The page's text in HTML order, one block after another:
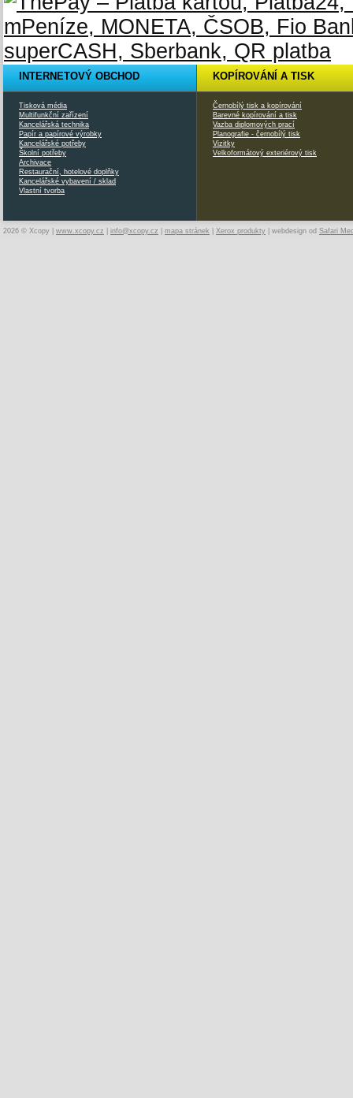
INTERNETOVÝ OBCHOD
Tisková média
Multifunkční zařízení
Kancelářská technika
Papír a papírové výrobky
Kancelářské potřeby
Školní potřeby
Archivace
Restaurační, hotelové doplňky
Kancelářské vybavení / sklad
Vlastní tvorba
KOPÍROVÁNÍ A TISK
Černobílý tisk a kopírování
Barevné kopírování a tisk
Vazba diplomových prací
Planografie - černobílý tisk
Vizitky
Velkoformátový exteriérový tisk
2026 © Xcopy | www.xcopy.cz info@xcopy.cz mapa stránek Xerox produkty | webdesign od Safari